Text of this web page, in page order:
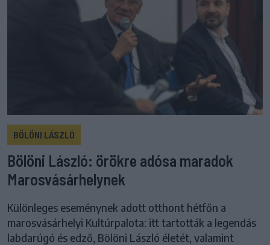
BÖLÖNI LÁSZLÓ
Bölöni László: örökre adósa maradok
Marosvásárhelynek
Különleges eseménynek adott otthont hétfőn a
marosvásárhelyi Kultúrpalota: itt tartották a legendás
labdarúgó és edző, Bölöni László életét, valamint